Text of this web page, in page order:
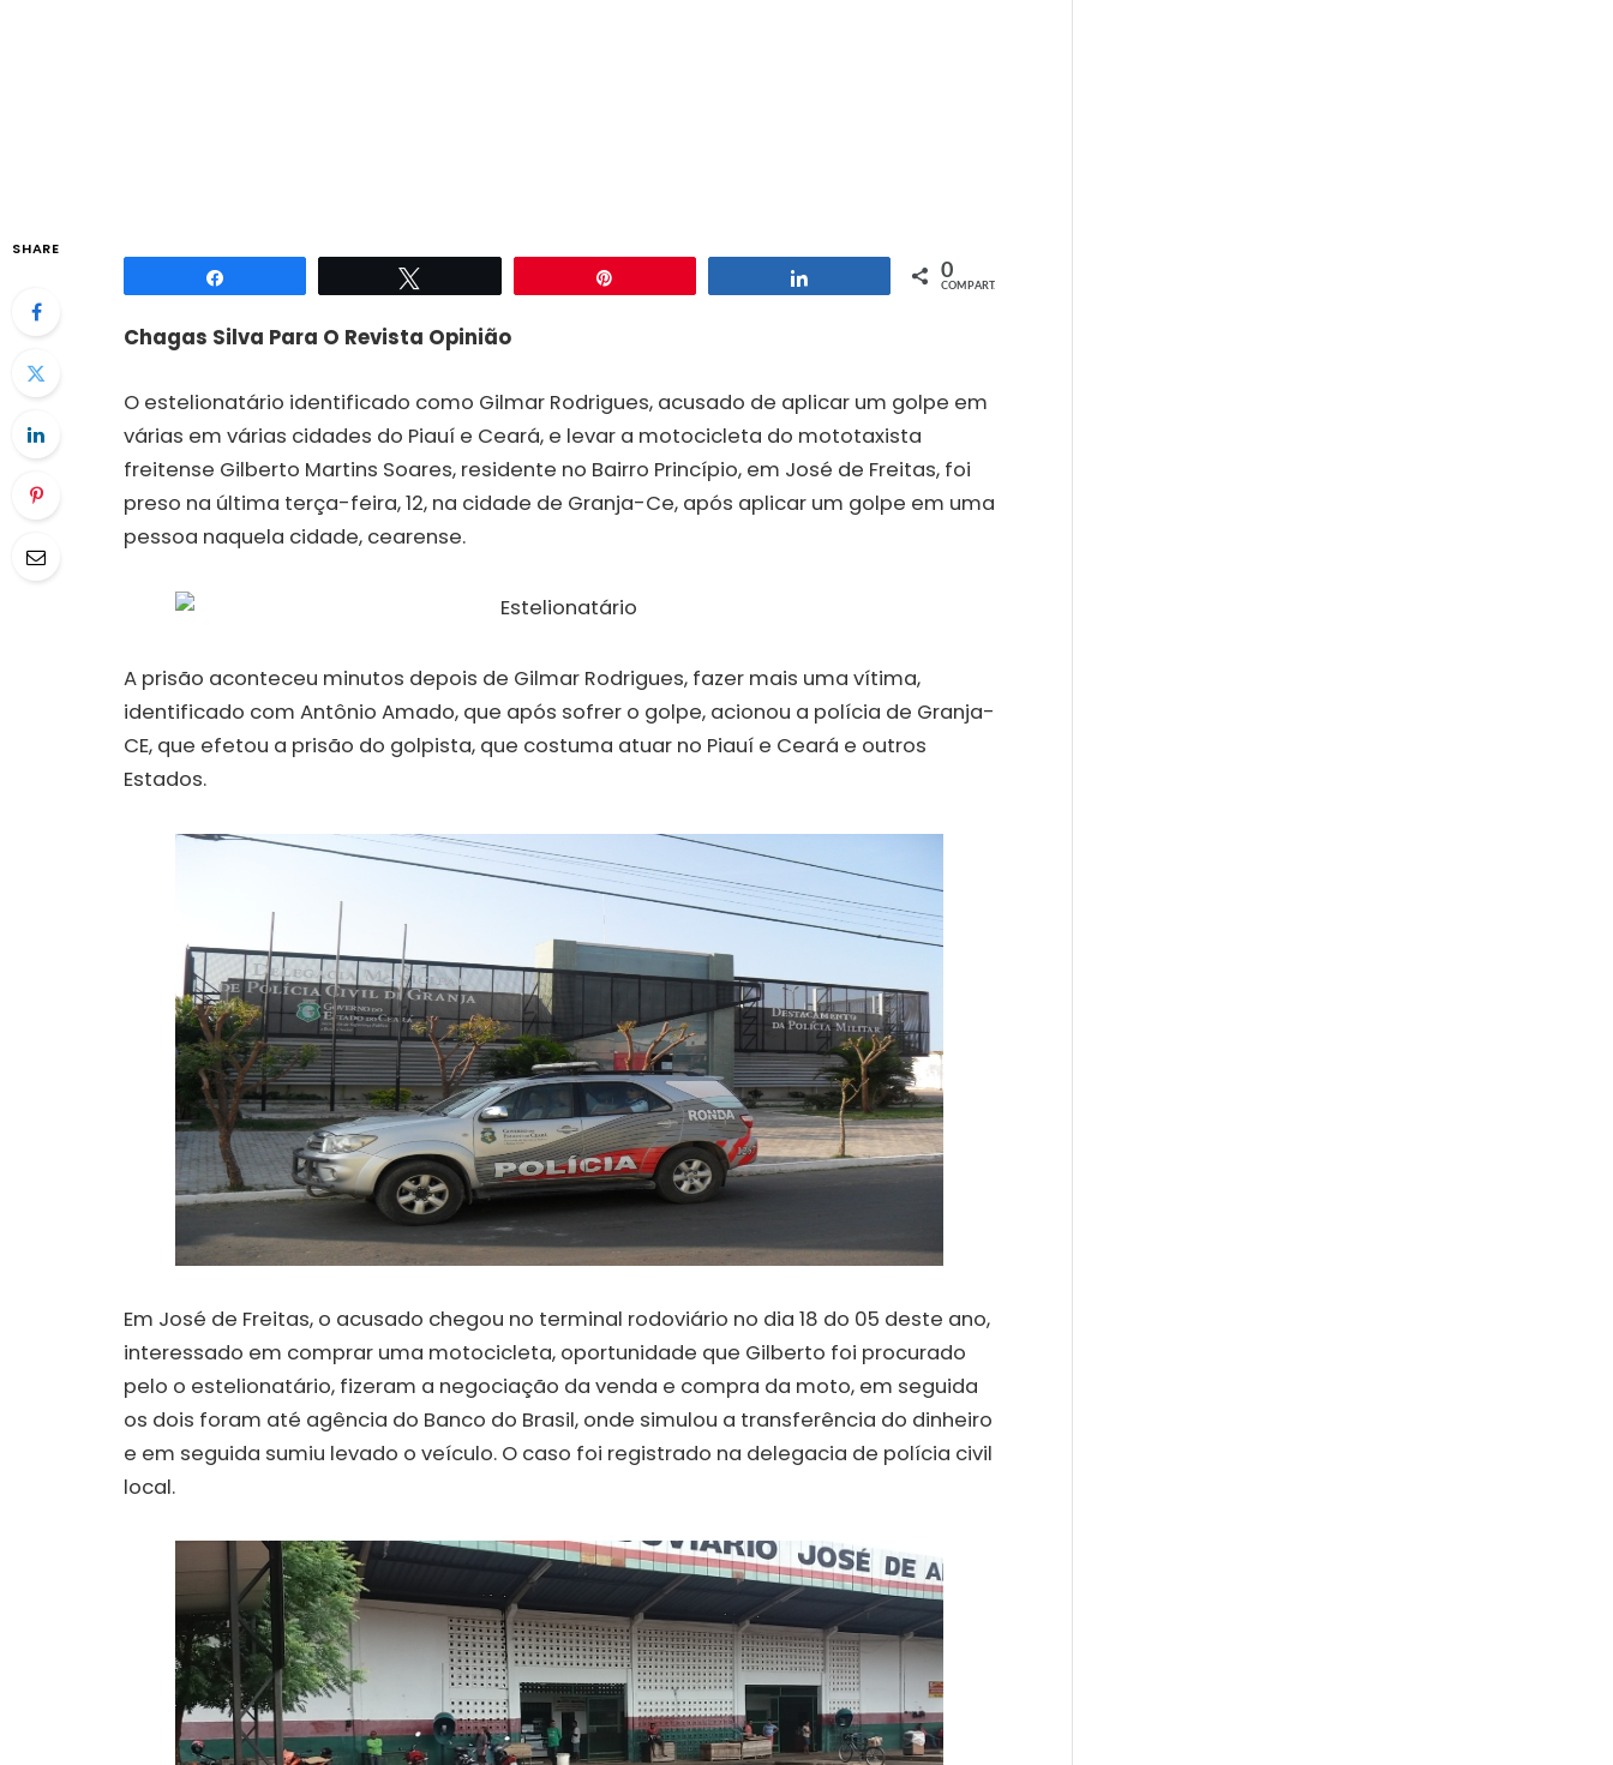
SHARE
Compartilhar 0
COMPART.
Chagas Silva Para O Revista Opinião
O estelionatário identificado como Gilmar Rodrigues, acusado de aplicar um golpe em
várias em várias cidades do Piauí e Ceará, e levar a motocicleta do mototaxista
freitense Gilberto Martins Soares, residente no Bairro Princípio, em José de Freitas, foi
preso na última terça-feira, 12, na cidade de Granja-Ce, após aplicar um golpe em uma
pessoa naquela cidade, cearense.
A prisão aconteceu minutos depois de Gilmar Rodrigues, fazer mais uma vítima,
identificado com Antônio Amado, que após sofrer o golpe, acionou a polícia de Granja-
CE, que efetou a prisão do golpista, que costuma atuar no Piauí e Ceará e outros
Estados.
Em José de Freitas, o acusado chegou no terminal rodoviário no dia 18 do 05 deste ano,
interessado em comprar uma motocicleta, oportunidade que Gilberto foi procurado
pelo o estelionatário, fizeram a negociação da venda e compra da moto, em seguida
os dois foram até agência do Banco do Brasil, onde simulou a transferência do dinheiro
e em seguida sumiu levado o veículo. O caso foi registrado na delegacia de polícia civil
local.